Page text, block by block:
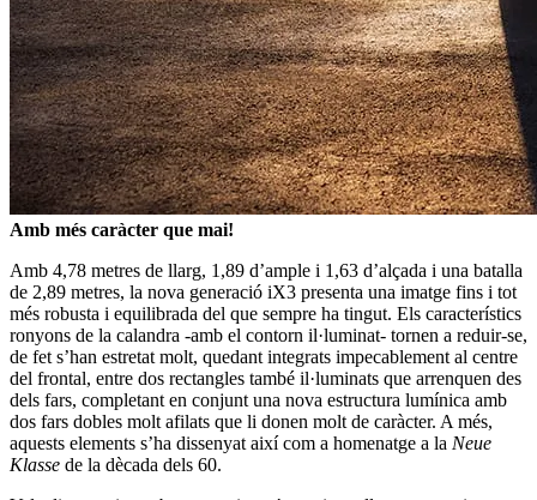
Amb més caràcter que mai!
Amb 4,78 metres de llarg, 1,89 d’ample i 1,63 d’alçada i una batalla
de 2,89 metres, la nova generació iX3 presenta una imatge fins i tot
més robusta i equilibrada del que sempre ha tingut. Els característics
ronyons de la calandra -amb el contorn il·luminat- tornen a reduir-se,
de fet s’han estretat molt, quedant integrats impecablement al centre
del frontal, entre dos rectangles també il·luminats que arrenquen des
dels fars, completant en conjunt una nova estructura lumínica amb
dos fars dobles molt afilats que li donen molt de caràcter. A més,
aquests elements s’ha dissenyat així com a homenatge a la Neue
Klasse de la dècada dels 60.